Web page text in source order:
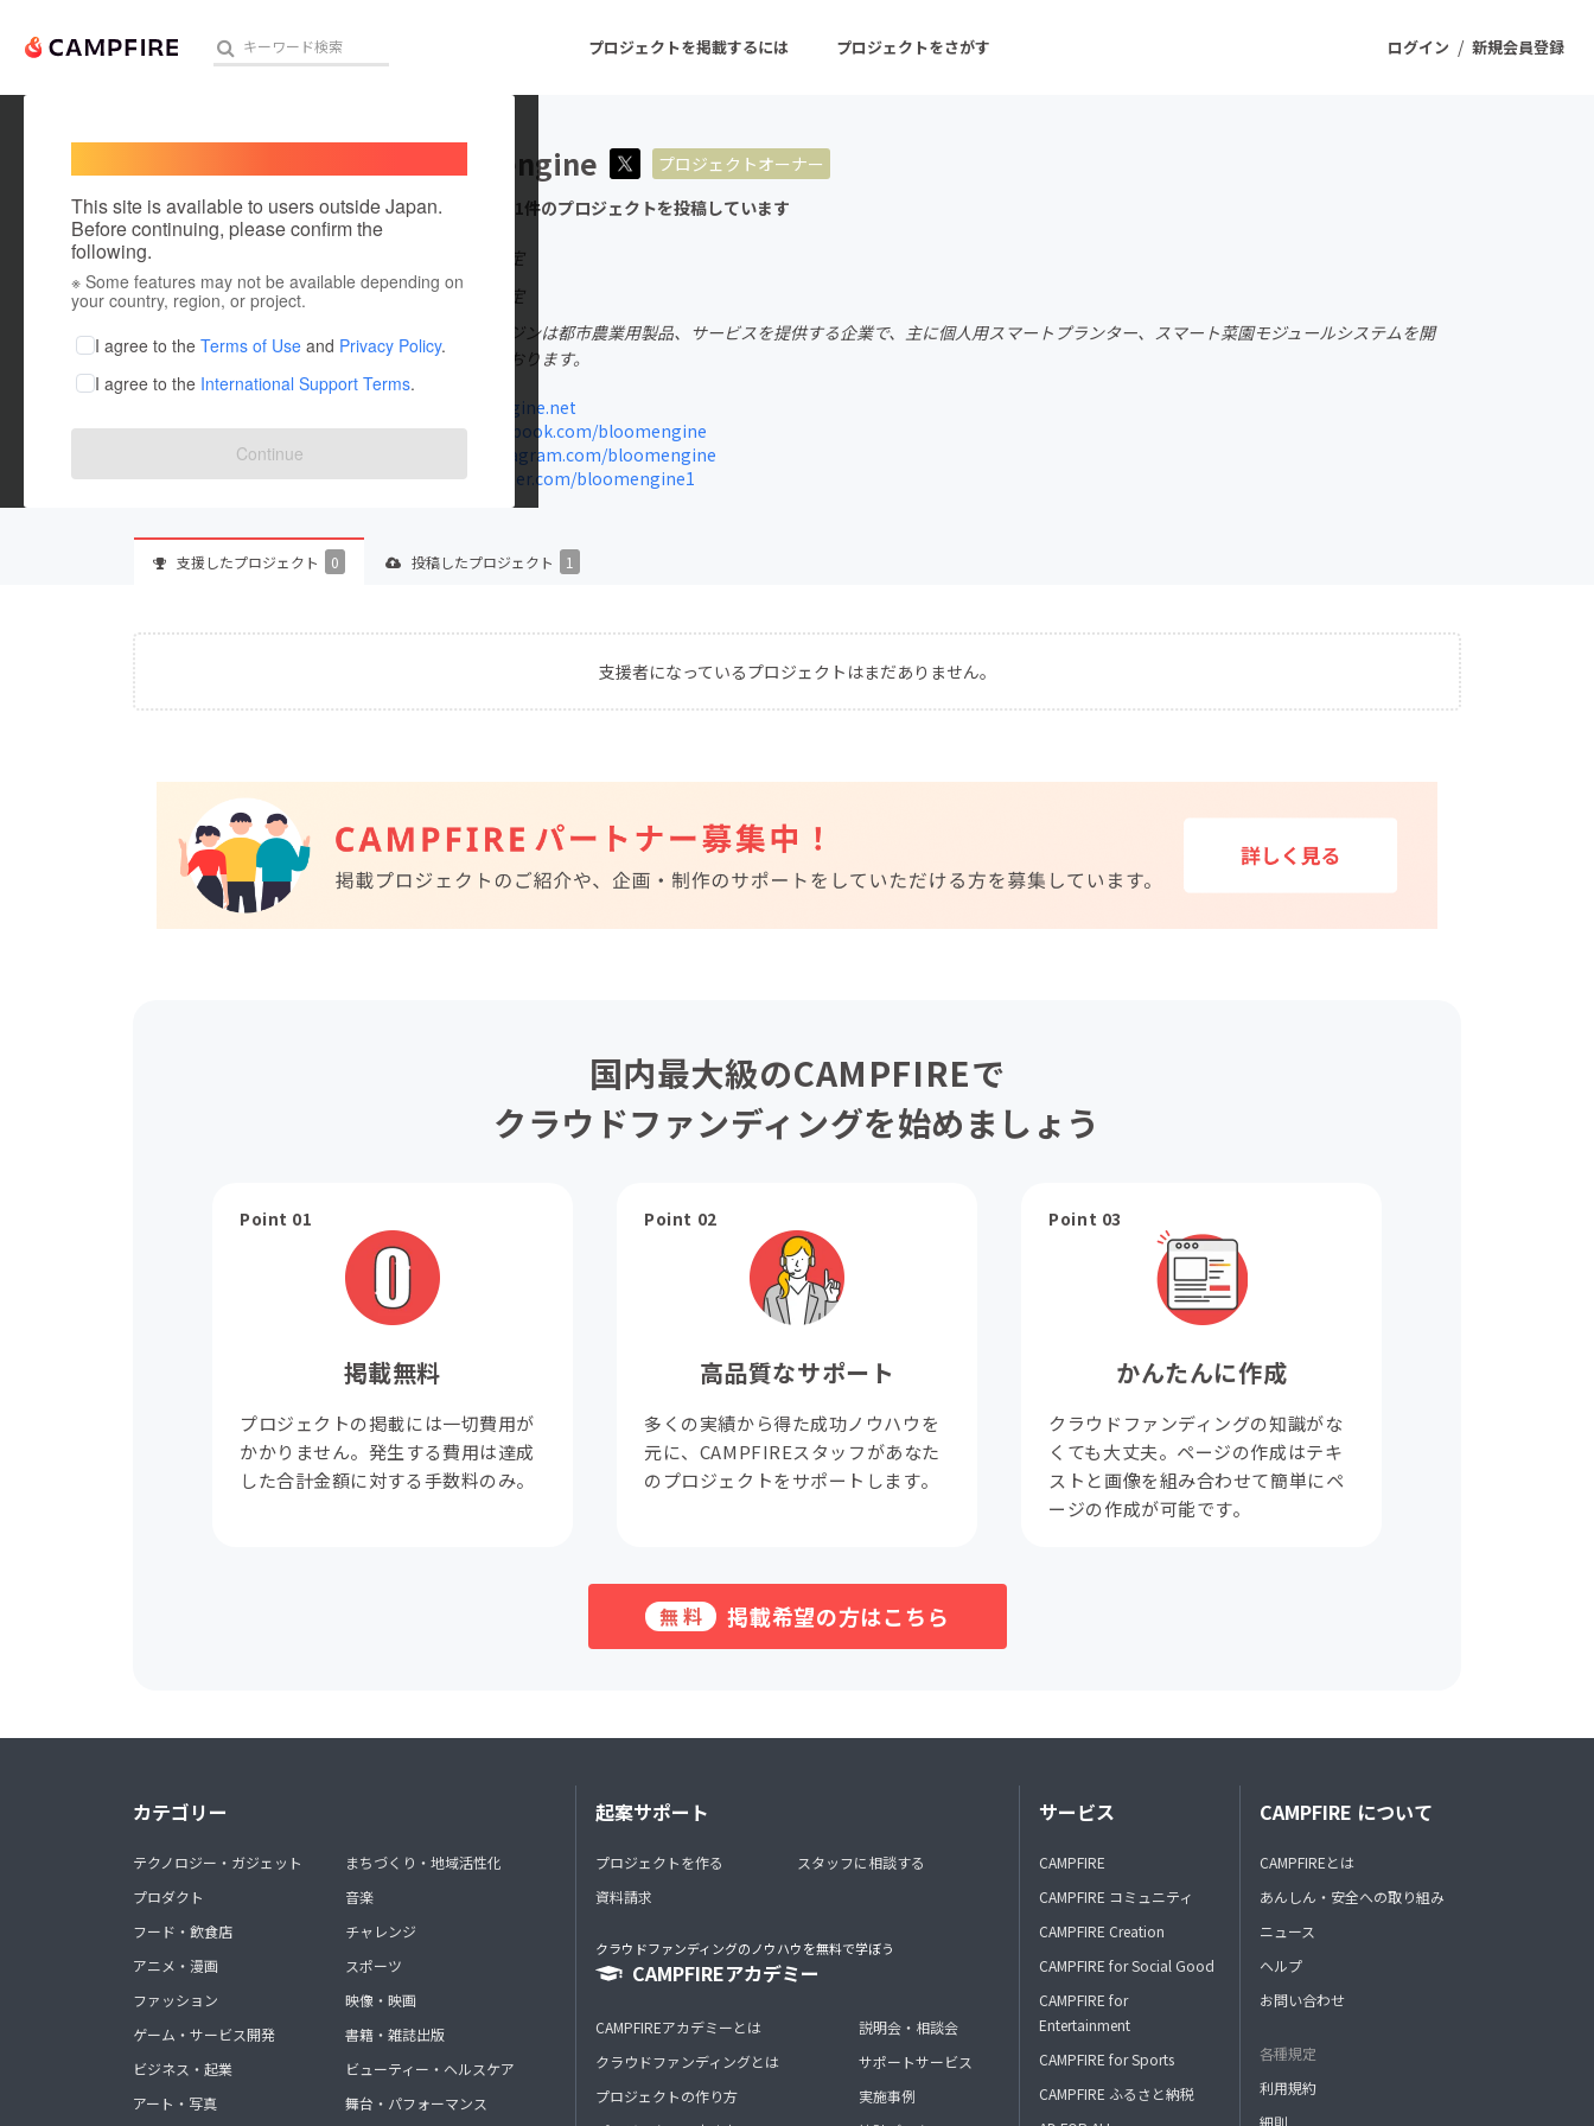
ログイン / 新規会員登録
プロジェクトを掲載するには プロジェクトをさがす
人気のプロジェクト 注目のリターン 注目の新着プロジェクト
アート・写真
テクノロジー・ガジェット
ゲーム・サービス開発 フード・飲食店
ファッション
映像・映画
ビジネス・起業
チャレンジ
まちづくり・地域活性化
CAMPFIRE for Social Good
This site is available to users outside Japan.
Before continuing, please confirm the
following.
※ Some features may not be available depending on
your country, region, or project.
I agree to the Terms of Use and Privacy Policy.
I agree to the International Support Terms.
Continue
Bloomengine
プロジェクトオーナー
これまでに1件のプロジェクトを投稿しています
在住国：未設定
出身国：未設定
ブルームエンジンは都市農業用製品、サービスを提供する企業で、主に個人用スマートプランター、スマート菜園モジュールシステムを開
発・販売しております。
bloomengine.net
www.facebook.com/bloomengine
www.instagram.com/bloomengine
www.twitter.com/bloomengine1
支援したプロジェクト 0 投稿したプロジェクト 1
支援者になっているプロジェクトはまだありません。
国内最大級のCAMPFIREで
クラウドファンディングを始めましょう
Point 01
掲載無料
プロジェクトの掲載には一切費用が
かかりません。発生する費用は達成
した合計金額に対する手数料のみ。
Point 02
高品質なサポート
多くの実績から得た成功ノウハウを
元に、CAMPFIREスタッフがあなた
のプロジェクトをサポートします。
Point 03
かんたんに作成
クラウドファンディングの知識がな
くても大丈夫。ページの作成はテキ
ストと画像を組み合わせて簡単にペ
ージの作成が可能です。
無料 掲載希望の方はこちら
カテゴリー
テクノロジー・ガジェット
プロダクト
フード・飲食店
アニメ・漫画
ファッション
ゲーム・サービス開発
ビジネス・起業
アート・写真
まちづくり・地域活性化
音楽
チャレンジ
スポーツ
映像・映画
書籍・雑誌出版
ビューティー・ヘルスケア
舞台・パフォーマンス
起案サポート
プロジェクトを作る
資料請求
スタッフに相談する
クラウドファンディングのノウハウを無料で学ぼう
CAMPFIREアカデミー
CAMPFIREアカデミーとは
クラウドファンディングとは
プロジェクトの作り方
説明会・相談会
サポートサービス
実施事例
サービス
CAMPFIRE
CAMPFIRE コミュニティ
CAMPFIRE Creation
CAMPFIRE for Social Good
CAMPFIRE for
Entertainment
CAMPFIRE for Sports
CAMPFIRE ふるさと納税
CAMPFIRE について
CAMPFIREとは
あんしん・安全への取り組み
ニュース
ヘルプ
お問い合わせ
各種規定
利用規約